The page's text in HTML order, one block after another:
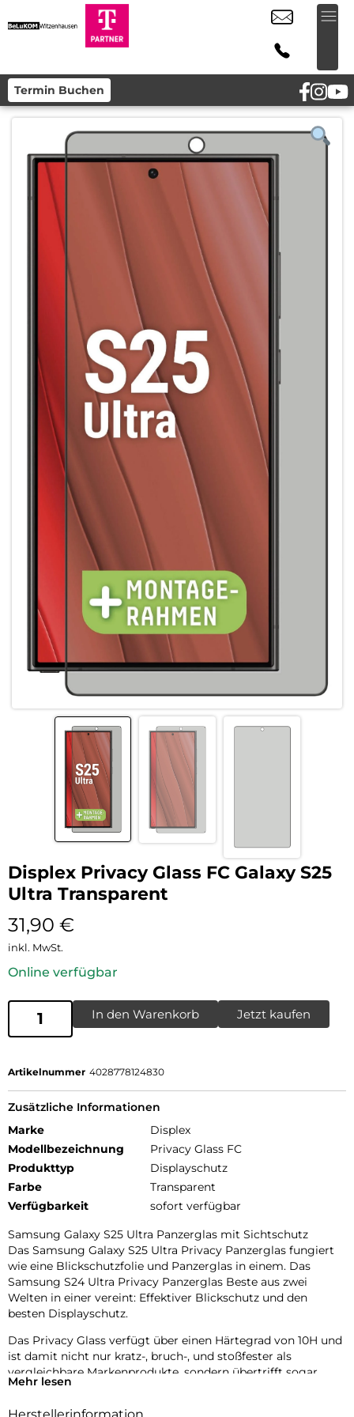
Termin Buchen
Displex Privacy Glass FC Galaxy S25
Ultra Transparent
31,90 €
inkl. MwSt.
Online verfügbar
In den Warenkorb Jetzt kaufen
Artikelnummer 4028778124830
Zusätzliche Informationen
Marke
Displex
Modellbezeichnung
Privacy Glass FC
Produkttyp
Displayschutz
Farbe
Transparent
Verfügbarkeit
sofort verfügbar
Samsung Galaxy S25 Ultra Panzerglas mit Sichtschutz
Das Samsung Galaxy S25 Ultra Privacy Panzerglas fungiert
wie eine Blickschutzfolie und Panzerglas in einem. Das
Samsung S24 Ultra Privacy Panzerglas Beste aus zwei
Welten in einer vereint: Effektiver Blickschutz und den
besten Displayschutz.
Das Privacy Glass verfügt über einen Härtegrad von 10H und
ist damit nicht nur kratz-, bruch-, und stoßfester als
vergleichbare Markenprodukte, sondern übertrifft sogar
Saphirglas, das bei Luxusuhren eingesetzt wird und einen
Mehr lesen